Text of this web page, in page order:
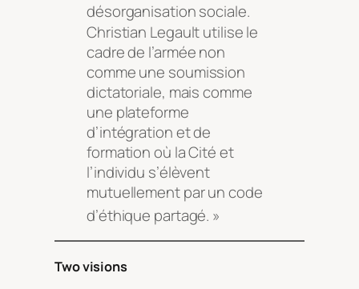
désorganisation sociale.
Christian Legault utilise le
cadre de l’armée non
comme une soumission
dictatoriale, mais comme
une plateforme
d’intégration et de
formation où la Cité et
l’individu s’élèvent
mutuellement par un code
d’éthique partagé. »
Two visions